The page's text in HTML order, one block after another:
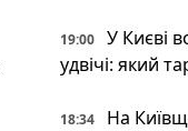
19:00
У Києві
удвічі: який
18:34
На